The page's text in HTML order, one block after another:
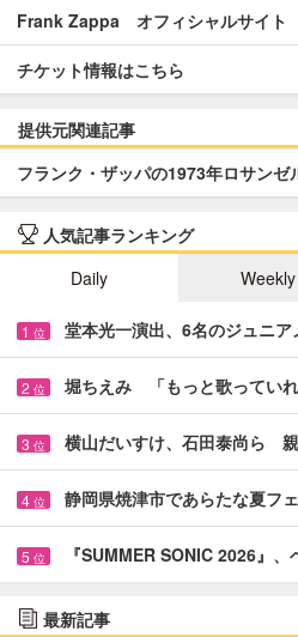
Frank Zappa オフィシャルサイト
チケット情報はこちら
提供元関連記事
フランク・ザッパの1973年ロサンゼ
人気記事ランキング
Daily
Weekly
1 位 堂本光一演出、6名のジュニ
2 位 堀ちえみ 「もっと歌ってい
3 位 横山だいすけ、石田泰尚ら
4 位 静岡県焼津市であらたな夏フ
5 位 『SUMMER SONIC 2026』
最新記事